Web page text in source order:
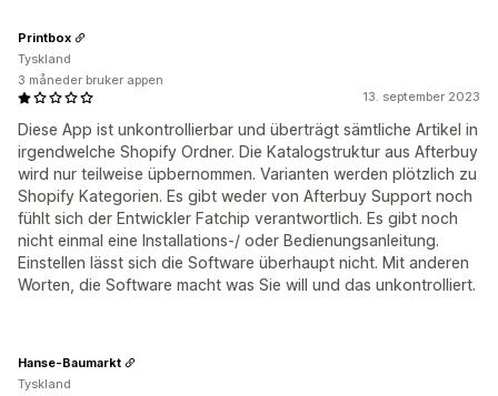
13. september 2023
Diese App ist unkontrollierbar und überträgt sämtliche Artikel in
irgendwelche Shopify Ordner. Die Katalogstruktur aus Afterbuy
wird nur teilweise üpbernommen. Varianten werden plötzlich zu
Shopify Kategorien. Es gibt weder von Afterbuy Support noch
fühlt sich der Entwickler Fatchip verantwortlich. Es gibt noch
nicht einmal eine Installations-/ oder Bedienungsanleitung.
Einstellen lässt sich die Software überhaupt nicht. Mit anderen
Worten, die Software macht was Sie will und das unkontrolliert.
Printbox
Tyskland
3 måneder bruker appen
Hanse-Baumarkt
Tyskland